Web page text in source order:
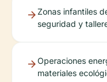
Zonas infantiles
seguridad y
Operaciones
materiales